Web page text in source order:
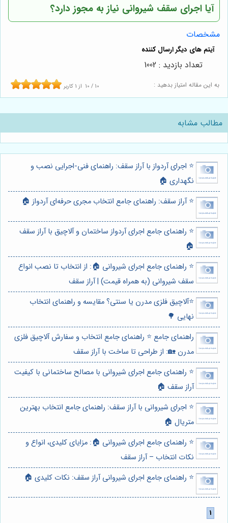
آیا اجرای سقف شیروانی نیاز به مجوز دارد؟
مشخصات
به این مقاله امتیاز بدهید : 10 / 10 از 1 کاربر
تعداد بازدید : 1002
مطالب مشابه
⭐️ اجرای آردواز با آراز سقف: راهنمای فنی-اجرایی نصب و
نگهداری 🏠
⭐️ آراز سقف: راهنمای جامع انتخاب مجری حرفه‌ای آردواز 🏠
⭐️ راهنمای جامع اجرای آردواز ساختمان و آلاچیق با آراز سقف
🏠
⭐️ راهنمای جامع اجرای شیروانی 🏠: از انتخاب تا نصب انواع
سقف شیروانی (به همراه قیمت) | آراز سقف
⭐️آلاچیق فلزی مدرن یا سنتی؟ مقایسه و راهنمای انتخاب
نهایی 🌳
راهنمای جامع ⭐️ راهنمای جامع انتخاب و سفارش آلاچیق فلزی
مدرن 🏡: از طراحی تا ساخت با آراز سقف
⭐️ راهنمای جامع اجرای شیروانی با مصالح ساختمانی با کیفیت
آراز سقف 🏠
⭐️ اجرای شیروانی با آراز سقف: راهنمای جامع انتخاب بهترین
متریال 🏠
⭐️ راهنمای جامع اجرای شیروانی 🏠: مزایای کلیدی، انواع و
نکات انتخاب – آراز سقف
⭐️ راهنمای جامع اجرای شیروانی آراز سقف: نکات کلیدی 🏠